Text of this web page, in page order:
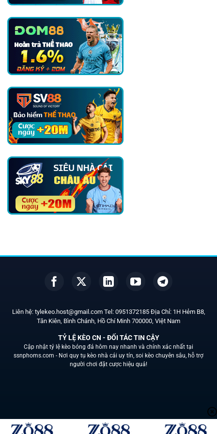
Liên hệ: tylekeo.host@gmail.comTel: 0951372185Địa Chỉ: 1H Hẻm B8,
Tân Kiên, Bình Chánh, Hồ Chí Minh 700000, Việt Nam
TỶ LỆ KÈO CN - ĐỐI TÁC TIN CẬY
Cập nhật tỷ lệ kèo bóng đá hôm nay nhanh và chính xác nhất tại
ssnphoms.com - Nơi quy tụ kèo nhà cái uy tín, soi kèo chuyên sâu, hỗ trợ
người chơi đặt cược hiệu quả!